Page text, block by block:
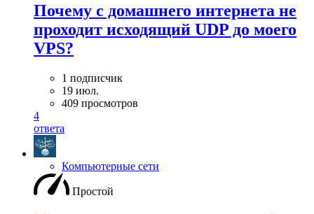
Почему с домашнего интернета не
проходит исходящий UDP до моего
VPS?
1 подписчик
19 июл.
409 просмотров
4
ответа
Компьютерные сети
Простой